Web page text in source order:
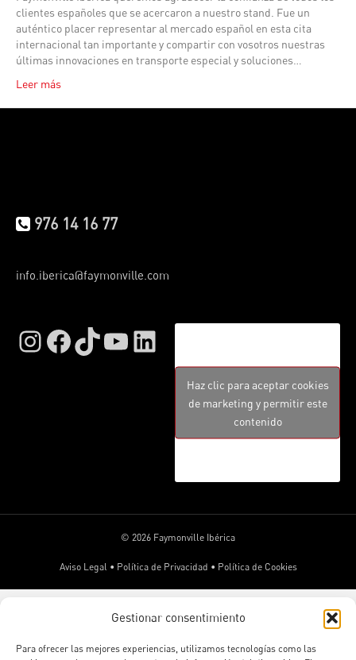
Gestionar consentimiento
Para ofrecer las mejores experiencias, utilizamos tecnologías como las
clientes españoles que se acercaron a nuestro stand. Fue un
auténtico placer representar al mercado español en esta cita
internacional tan importante y compartir con vosotros nuestras
últimas innovaciones en transporte especial y soluciones…
Leer más
976 14 16 77
info.iberica@faymonville.com
Instagram
Facebook
TikTok
YouTube
LinkedIn
Haz clic para aceptar cookies
de marketing y permitir este
contenido
© 2026 Faymonville Ibérica
Aviso Legal• Política de Privacidad • Política de Cookies